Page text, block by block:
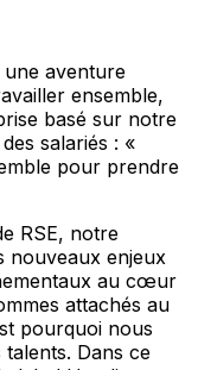
aventure
ensemble,
basé sur notre
salariés : «
pour prendre
RSE, notre
nouveaux enjeux
au cœur
attachés au
pourquoi nous
Dans ce